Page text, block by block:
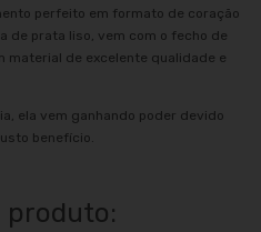
perfeito em formato de coração
de prata liso, vem com o fecho de
material de excelente qualidade e
ela vem ganhando poder devido
benefício.
produto: